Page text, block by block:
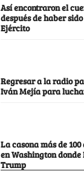
Así encontraron el
después de haber
Ejército
Regresar a la radio
Iván Mejía para
La casona más de
en Washington
Trump